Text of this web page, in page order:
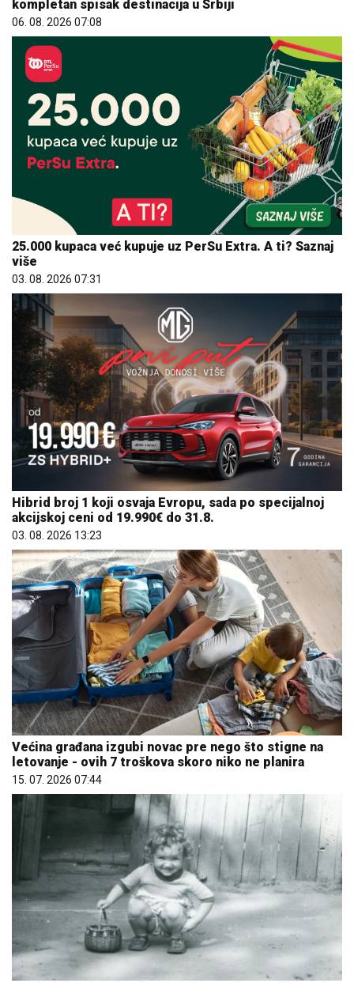
kompletan spisak destinacija u Srbiji
06. 08. 2026 07:08
25.000 kupaca već kupuje uz PerSu Extra. A ti? Saznaj
više
03. 08. 2026 07:31
Hibrid broj 1 koji osvaja Evropu, sada po specijalnoj
akcijskoj ceni od 19.990€ do 31.8.
03. 08. 2026 13:23
Većina građana izgubi novac pre nego što stigne na
letovanje - ovih 7 troškova skoro niko ne planira
15. 07. 2026 07:44